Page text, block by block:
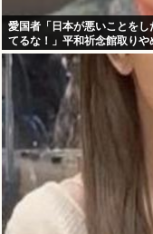
愛国者「日本が悪いことを
てるな！」平和祈念館取りや